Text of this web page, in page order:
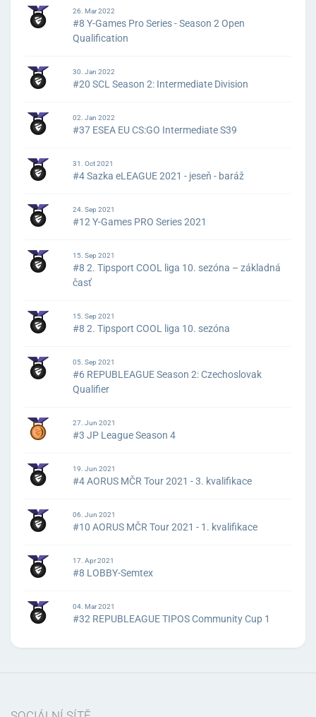
26. Mar 2022
#8 Y-Games Pro Series - Season 2 Open
Qualification
30. Jan 2022
#20 SCL Season 2: Intermediate Division
02. Jan 2022
#37 ESEA EU CS:GO Intermediate S39
31. Oct 2021
#4 Sazka eLEAGUE 2021 - jeseň - baráž
24. Sep 2021
#12 Y-Games PRO Series 2021
15. Sep 2021
#8 2. Tipsport COOL liga 10. sezóna – základná
časť
15. Sep 2021
#8 2. Tipsport COOL liga 10. sezóna
05. Sep 2021
#6 REPUBLEAGUE Season 2: Czechoslovak
Qualifier
27. Jun 2021
#3 JP League Season 4
19. Jun 2021
#4 AORUS MČR Tour 2021 - 3. kvalifikace
06. Jun 2021
#10 AORUS MČR Tour 2021 - 1. kvalifikace
17. Apr 2021
#8 LOBBY-Semtex
04. Mar 2021
#32 REPUBLEAGUE TIPOS Community Cup 1